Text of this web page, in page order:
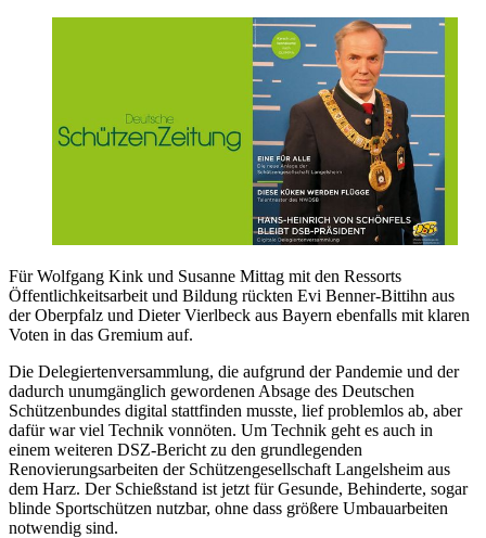
Für Wolfgang Kink und Susanne Mittag mit den Ressorts
Öffentlichkeitsarbeit und Bildung rückten Evi Benner-Bittihn aus
der Oberpfalz und Dieter Vierlbeck aus Bayern ebenfalls mit klaren
Voten in das Gremium auf.
Die Delegiertenversammlung, die aufgrund der Pandemie und der
dadurch unumgänglich gewordenen Absage des Deutschen
Schützenbundes digital stattfinden musste, lief problemlos ab, aber
dafür war viel Technik vonnöten. Um Technik geht es auch in
einem weiteren DSZ-Bericht zu den grundlegenden
Renovierungsarbeiten der Schützengesellschaft Langelsheim aus
dem Harz. Der Schießstand ist jetzt für Gesunde, Behinderte, sogar
blinde Sportschützen nutzbar, ohne dass größere Umbauarbeiten
notwendig sind.